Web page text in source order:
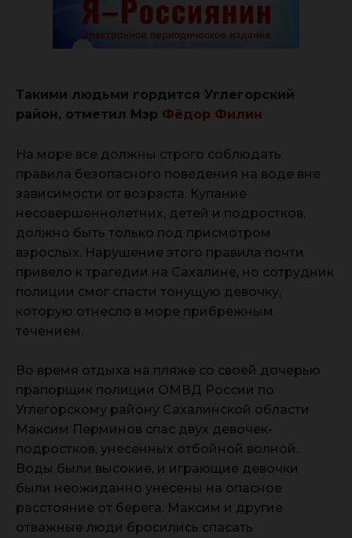
Такими людьми гордится Углегорский
район, отметил Мэр Фёдор Филин
На море все должны строго соблюдать
правила безопасного поведения на воде вне
зависимости от возраста. Купание
несовершеннолетних, детей и подростков,
должно быть только под присмотром
взрослых. Нарушение этого правила почти
привело к трагедии на Сахалине, но сотрудник
полиции смог спасти тонущую девочку,
которую отнесло в море прибрежным
течением.
Во время отдыха на пляже со своей дочерью
прапорщик полиции ОМВД России по
Углегорскому району Сахалинской области
Максим Перминов спас двух девочек-
подростков, унесенных отбойной волной.
Воды были высокие, и играющие девочки
были неожиданно унесены на опасное
расстояние от берега. Максим и другие
отважные люди бросились спасать